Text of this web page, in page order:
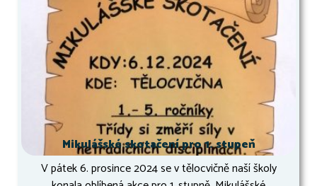
Mikulášské skotačení pro 1. stupeň
V pátek 6. prosince 2024 se v tělocvičně naší školy